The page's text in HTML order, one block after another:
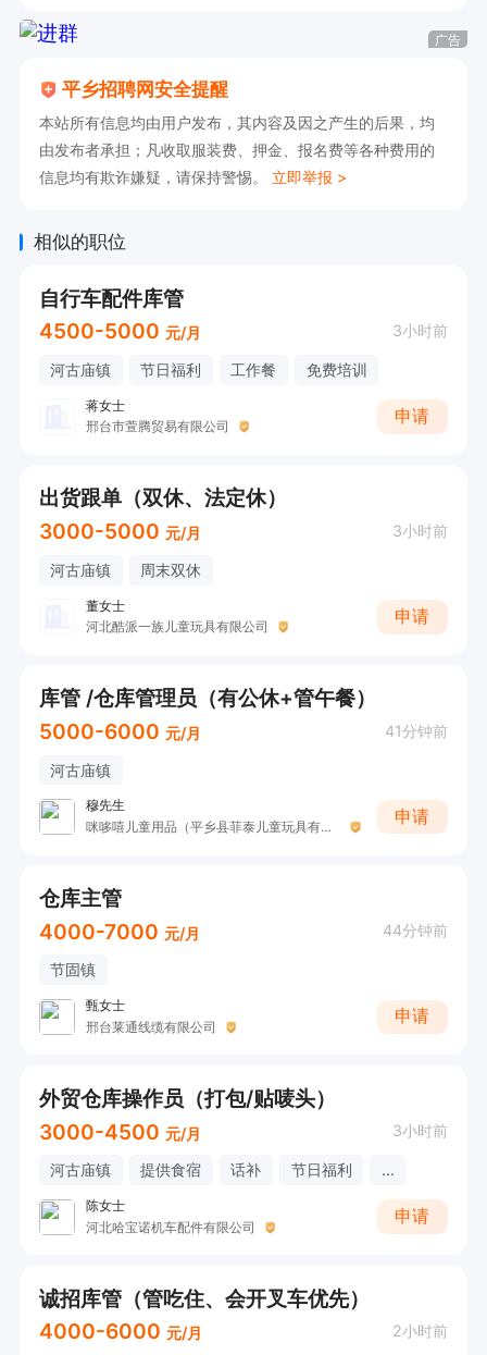
广告
平乡招聘网安全提醒
本站所有信息均由用户发布，其内容及因之产生的后果，均
由发布者承担；凡收取服装费、押金、报名费等各种费用的
信息均有欺诈嫌疑，请保持警惕。 立即举报 >
相似的职位
自行车配件库管
4500-5000 元/月 3小时前
河古庙镇 节日福利 工作餐 免费培训
蒋女士
邢台市萱腾贸易有限公司
申请
出货跟单（双休、法定休）
3000-5000 元/月 3小时前
河古庙镇 周末双休
董女士
河北酷派一族儿童玩具有限公司
申请
库管 /仓库管理员（有公休+管午餐）
5000-6000 元/月 41分钟前
河古庙镇
穆先生
咪哆嘻儿童用品（平乡县菲泰儿童玩具有限公司）
申请
仓库主管
4000-7000 元/月 44分钟前
节固镇
甄女士
邢台莱通线缆有限公司
申请
外贸仓库操作员（打包/贴唛头）
3000-4500 元/月 3小时前
河古庙镇 提供食宿 话补 节日福利 ...
陈女士
河北哈宝诺机车配件有限公司
申请
诚招库管（管吃住、会开叉车优先）
4000-6000 元/月 2小时前